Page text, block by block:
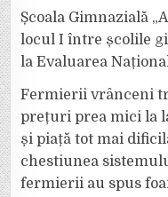
Școala Gimnazială
locul I între școlile
la Evaluarea
Fermierii vrânceni
prețuri prea mici la
și piață tot mai
chestiunea
fermierii au spus